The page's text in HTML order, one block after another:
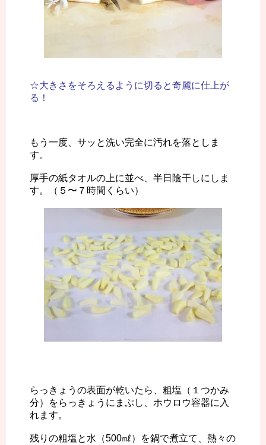
☆大きさをそろえるように切ると奇麗に仕上が
る！
もう一度、サッと洗い完全に汚れを落としま
す。
厚手の紙タオルの上に並べ、半日陰干しにしま
す。（５〜７時間くらい）
らっきょうの表面が乾いたら、粗塩（１つかみ
分）をらっきょうにまぶし、ホウロウ容器に入
れます。
残りの粗塩と水（500㎖）を鍋で煮立て、熱々の